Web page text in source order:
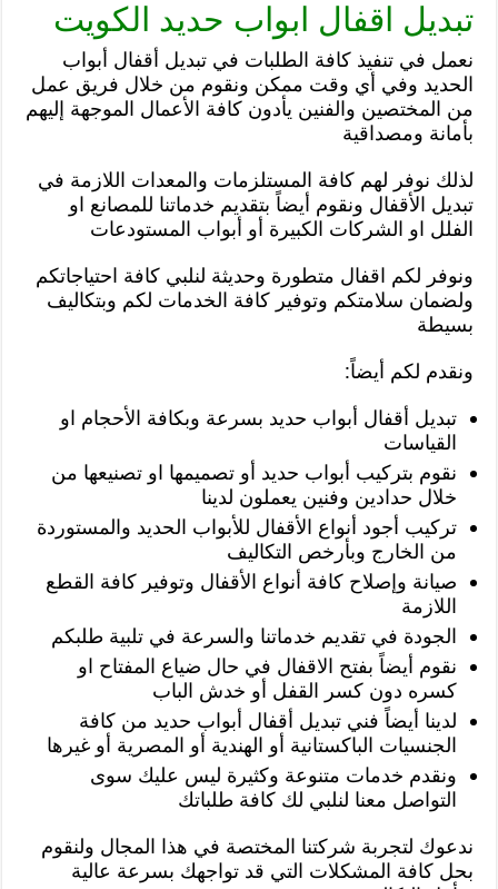
تبديل اقفال ابواب حديد الكويت
نعمل في تنفيذ كافة الطلبات في تبديل أقفال أبواب
الحديد وفي أي وقت ممكن ونقوم من خلال فريق عمل
من المختصين والفنين يأدون كافة الأعمال الموجهة إليهم
بأمانة ومصداقية
لذلك نوفر لهم كافة المستلزمات والمعدات اللازمة في
تبديل الأقفال ونقوم أيضاً بتقديم خدماتنا للمصانع او
الفلل او الشركات الكبيرة أو أبواب المستودعات
ونوفر لكم اقفال متطورة وحديثة لنلبي كافة احتياجاتكم
ولضمان سلامتكم وتوفير كافة الخدمات لكم وبتكاليف
بسيطة
ونقدم لكم أيضاً:
تبديل أقفال أبواب حديد بسرعة وبكافة الأحجام او
القياسات
نقوم بتركيب أبواب حديد أو تصميمها او تصنيعها من
خلال حدادين وفنين يعملون لدينا
تركيب أجود أنواع الأقفال للأبواب الحديد والمستوردة
من الخارج وبأرخص التكاليف
صيانة وإصلاح كافة أنواع الأقفال وتوفير كافة القطع
اللازمة
الجودة في تقديم خدماتنا والسرعة في تلبية طلبكم
نقوم أيضاً بفتح الاقفال في حال ضياع المفتاح او
كسره دون كسر القفل أو خدش الباب
لدينا أيضاً فني تبديل أقفال أبواب حديد من كافة
الجنسيات الباكستانية أو الهندية أو المصرية أو غيرها
ونقدم خدمات متنوعة وكثيرة ليس عليك سوى
التواصل معنا لنلبي لك كافة طلباتك
ندعوك لتجربة شركتنا المختصة في هذا المجال ولنقوم
بحل كافة المشكلات التي قد تواجهك بسرعة عالية